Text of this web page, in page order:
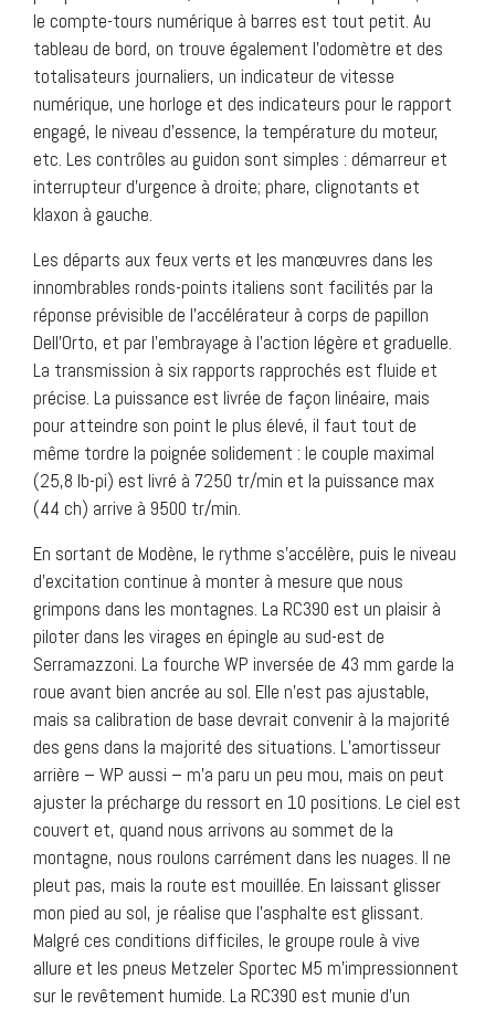
le compte-tours numérique à barres est tout petit. Au
tableau de bord, on trouve également l’odomètre et des
totalisateurs journaliers, un indicateur de vitesse
numérique, une horloge et des indicateurs pour le rapport
engagé, le niveau d’essence, la température du moteur,
etc. Les contrôles au guidon sont simples : démarreur et
interrupteur d’urgence à droite; phare, clignotants et
klaxon à gauche.
Les départs aux feux verts et les manœuvres dans les
innombrables ronds-points italiens sont facilités par la
réponse prévisible de l’accélérateur à corps de papillon
Dell’Orto, et par l’embrayage à l’action légère et graduelle.
La transmission à six rapports rapprochés est fluide et
précise. La puissance est livrée de façon linéaire, mais
pour atteindre son point le plus élevé, il faut tout de
même tordre la poignée solidement : le couple maximal
(25,8 lb-pi) est livré à 7250 tr/min et la puissance max
(44 ch) arrive à 9500 tr/min.
En sortant de Modène, le rythme s’accélère, puis le niveau
d’excitation continue à monter à mesure que nous
grimpons dans les montagnes. La RC390 est un plaisir à
piloter dans les virages en épingle au sud-est de
Serramazzoni. La fourche WP inversée de 43 mm garde la
roue avant bien ancrée au sol. Elle n’est pas ajustable,
mais sa calibration de base devrait convenir à la majorité
des gens dans la majorité des situations. L’amortisseur
arrière – WP aussi – m’a paru un peu mou, mais on peut
ajuster la précharge du ressort en 10 positions. Le ciel est
couvert et, quand nous arrivons au sommet de la
montagne, nous roulons carrément dans les nuages. Il ne
pleut pas, mais la route est mouillée. En laissant glisser
mon pied au sol, je réalise que l’asphalte est glissant.
Malgré ces conditions difficiles, le groupe roule à vive
allure et les pneus Metzeler Sportec M5 m’impressionnent
sur le revêtement humide. La RC390 est munie d’un